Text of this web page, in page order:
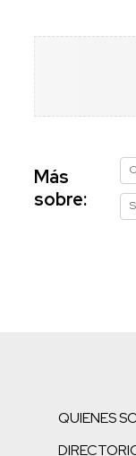
Más
sobre:
QUIENES